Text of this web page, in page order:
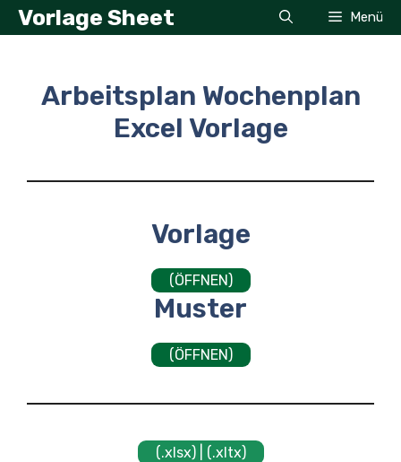
Zum
Inhalt
Vorlage Sheet Menü
Arbeitsplan Wochenplan
Excel Vorlage
Vorlage
(ÖFFNEN)
Muster
(ÖFFNEN)
(.xlsx) | (.xltx)